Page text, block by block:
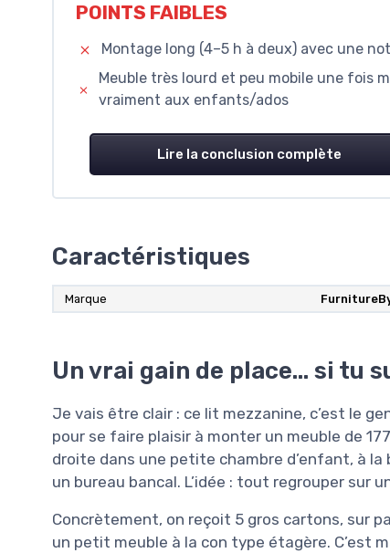
POINTS FAIBLES
Montage long (4–5 h à deux) avec une
Meuble très lourd et peu mobile une fois
vraiment aux enfants/ados
Lire la conclusion complète
Caractéristiques
Marque
Un vrai gain de place… si tu
Je vais être clair : ce lit mezzanine, c’est le
pour se faire plaisir à monter un meuble de
droite dans une petite chambre d’enfant, à
un bureau bancal. L’idée : tout regrouper sur
Concrètement, on reçoit 5 gros cartons, sur
un petit meuble à la con type étagère. C’est